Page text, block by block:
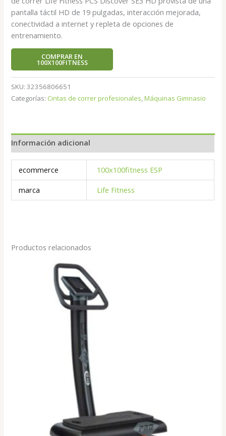
pantalla táctil HD de 19 pulgadas, interacción mejorada,
conectividad a internet y repleta de opciones de
entrenamiento.
COMPRAR EN
100X100FITNESS
SKU:32356806651
Categorías: Cintas de correr profesionales,Máquinas Gimnasio
Información adicional
ecommerce
100x100fitness ESP
marca
Life Fitness
Productos relacionados